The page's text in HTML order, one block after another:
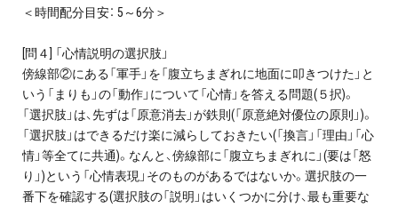
＜時間配分目安： 5～6分＞
[問４] 「心情説明の選択肢」
傍線部②にある「軍手」を「腹立ちまぎれに地面に叩きつけた」と
いう「まりも」の「動作」について「心情」を答える問題(５択)。
「選択肢」は、先ずは「原意消去」が鉄則(「原意絶対優位の原則」)。
「選択肢」はできるだけ楽に減らしておきたい(「換言」「理由」「心
情」等全てに共通)。なんと、傍線部に「腹立ちまぎれに」(要は「怒
り」)という「心情表現」そのものがあるではないか。選択肢の一
番下を確認する(選択肢の「説明」はいくつかに分け、最も重要な